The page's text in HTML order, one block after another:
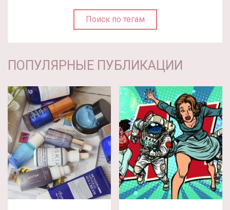
Поиск по тегам
ПОПУЛЯРНЫЕ ПУБЛИКАЦИИ